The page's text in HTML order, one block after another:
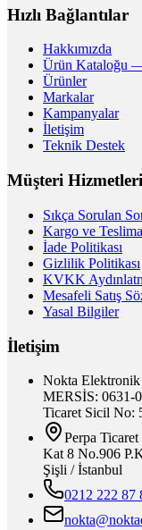
Hızlı Bağlantılar
Hakkımızda
Ürün Kataloğu
Ürünler
Markalar
Kampanyalar
İletişim
Teknik Destek
Müşteri Hizmetleri
Sıkça Sorulan
Kargo ve
İade Politikası
Gizlilik Politikası
KVKK
Mesafeli Satış
Yasal Bilgiler
İletişim
Nokta
MERSİS: 0631-
Ticaret Sicil No:
Perpa
Kat 8 No.906
Şişli / İstanbul
0212 222 87